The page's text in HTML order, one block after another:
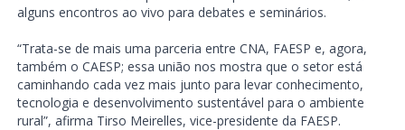
alguns encontros ao vivo para debates e seminários.
“Trata-se de mais uma parceria entre CNA, FAESP e, agora,
também o CAESP; essa união nos mostra que o setor está
caminhando cada vez mais junto para levar conhecimento,
tecnologia e desenvolvimento sustentável para o ambiente
rural”, afirma Tirso Meirelles, vice-presidente da FAESP.